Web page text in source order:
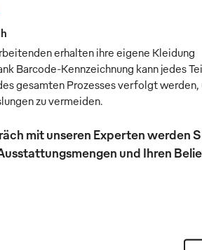
erhalten ihre eigene Kleidung
Barcode-Kennzeichnung kann jedes
gesamten Prozesses verfolgt werden,
zu vermeiden.
mit unseren Experten werden
und Ihren